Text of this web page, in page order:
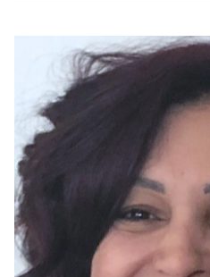
マーケティングの経歴により
を有しています。
ニーナはペンシルベニア州ア
バーグ大学を卒業し、経営学
攻）を取得。大学時代はアス
のキャプテンを務めた経験を